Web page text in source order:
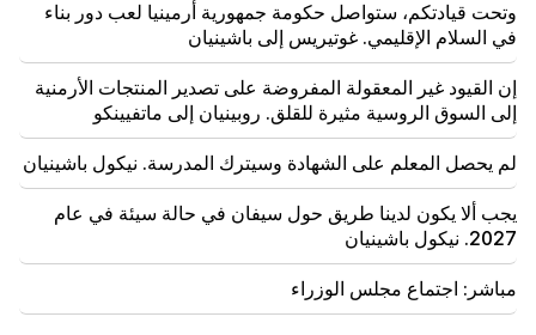
وتحت قيادتكم، ستواصل حكومة جمهورية أرمينيا لعب دور بناء
في السلام الإقليمي. غوتيريس إلى باشينيان
إن القيود غير المعقولة المفروضة على تصدير المنتجات الأرمنية
إلى السوق الروسية مثيرة للقلق. روبينيان إلى ماتفيينكو
لم يحصل المعلم على الشهادة وسيترك المدرسة. نيكول باشينيان
يجب ألا يكون لدينا طريق حول سيفان في حالة سيئة في عام
2027. نيكول باشينيان
مباشر: اجتماع مجلس الوزراء